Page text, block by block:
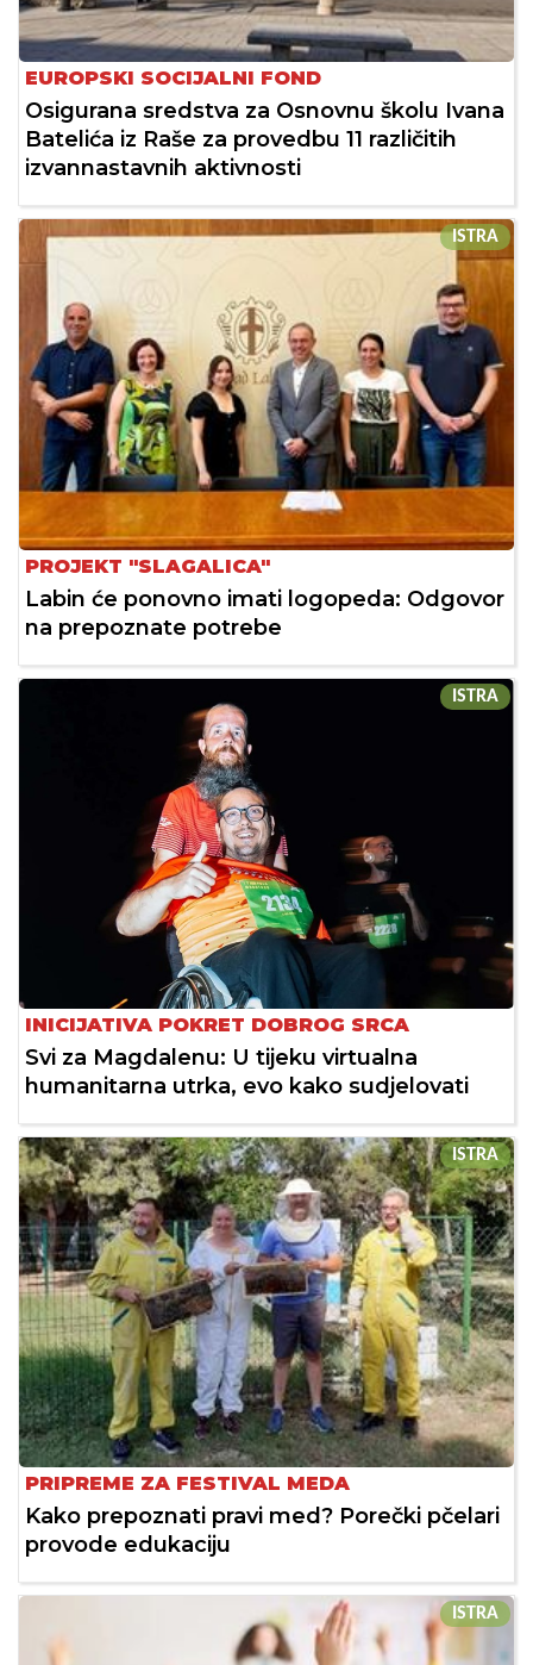
EUROPSKI SOCIJALNI FOND
Osigurana sredstva za Osnovnu školu Ivana
Batelića iz Raše za provedbu 11 različitih
izvannastavnih aktivnosti
ISTRA
PROJEKT "SLAGALICA"
Labin će ponovno imati logopeda: Odgovor
na prepoznate potrebe
ISTRA
INICIJATIVA POKRET DOBROG SRCA
Svi za Magdalenu: U tijeku virtualna
humanitarna utrka, evo kako sudjelovati
ISTRA
PRIPREME ZA FESTIVAL MEDA
Kako prepoznati pravi med? Porečki pčelari
provode edukaciju
ISTRA